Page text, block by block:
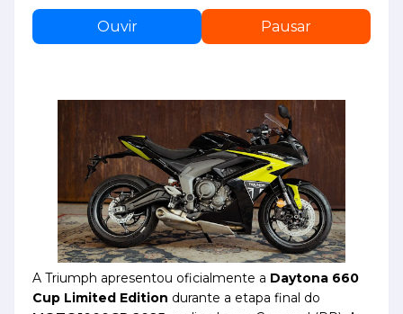
Ouvir Pausar
A Triumph apresentou oficialmente a Daytona 660
Cup Limited Edition durante a etapa final do